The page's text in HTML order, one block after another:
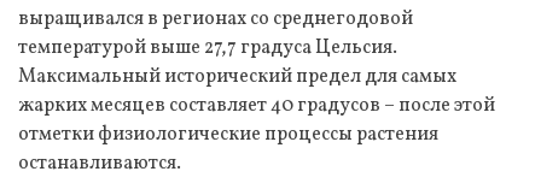
выращивался в регионах со среднегодовой
температурой выше 27,7 градуса Цельсия.
Максимальный исторический предел для самых
жарких месяцев составляет 40 градусов – после этой
отметки физиологические процессы растения
останавливаются.